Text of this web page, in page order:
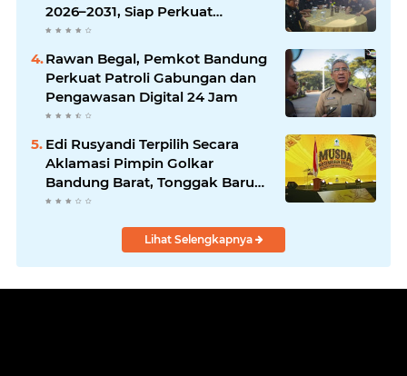
2026–2031, Siap Perkuat
Solidaritas dan Hadirkan
Program Nyata untuk
Masyarakat
Rawan Begal, Pemkot Bandung
Perkuat Patroli Gabungan dan
Pengawasan Digital 24 Jam
Edi Rusyandi Terpilih Secara
Aklamasi Pimpin Golkar
Bandung Barat, Tonggak Baru
Kepemimpinan Harmonis
Lihat Selengkapnya